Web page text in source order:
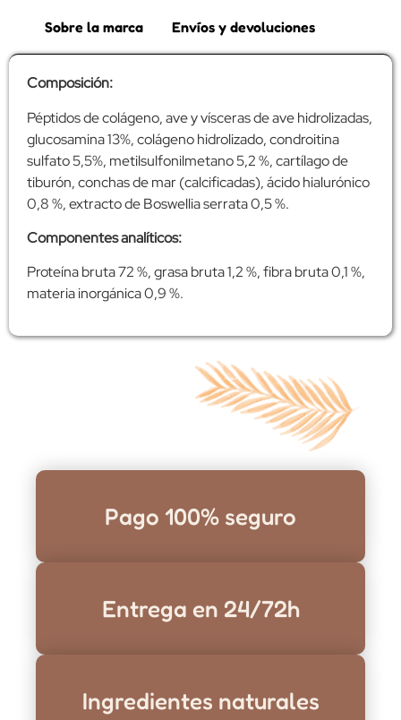
Sobre la marca Envíos y devoluciones
Composición:
Péptidos de colágeno, ave y vísceras de ave hidrolizadas,
glucosamina 13%, colágeno hidrolizado, condroitina
sulfato 5,5%, metilsulfonilmetano 5,2 %, cartílago de
tiburón, conchas de mar (calcificadas), ácido hialurónico
0,8 %, extracto de Boswellia serrata 0,5 %.
Componentes analíticos:
Proteína bruta 72 %, grasa bruta 1,2 %, fibra bruta 0,1 %,
materia inorgánica 0,9 %.
Pago 100% seguro
Entrega en 24/72h
Ingredientes naturales